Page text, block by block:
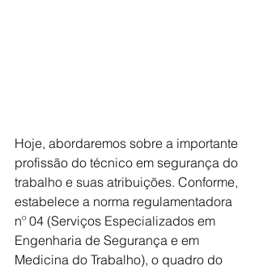
Hoje, abordaremos sobre a importante
profissão do técnico em segurança do
trabalho e suas atribuições. Conforme,
estabelece a norma regulamentadora
nº 04 (Serviços Especializados em
Engenharia de Segurança e em
Medicina do Trabalho), o quadro do